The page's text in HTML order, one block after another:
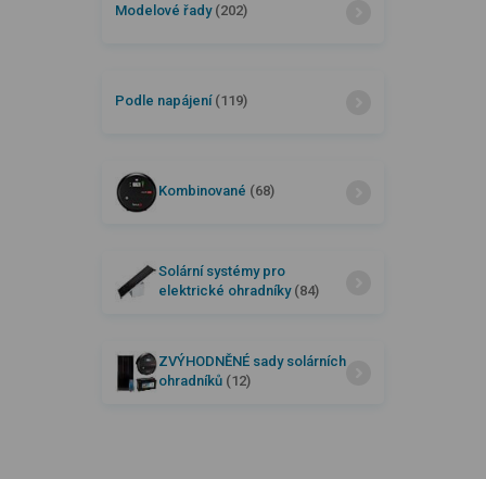
Modelové řady (202)
Podle napájení (119)
Kombinované (68)
Solární systémy pro
elektrické ohradníky (84)
ZVÝHODNĚNÉ sady solárních
ohradníků (12)